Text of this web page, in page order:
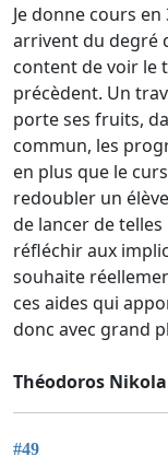
Je donne cours
arrivent du degré
content de voir le
précèdent. Un
porte ses fruits,
commun, les
en plus que le
redoubler un
de lancer de
réfléchir aux
souhaite
ces aides qui
donc avec grand
Théodoros
#49